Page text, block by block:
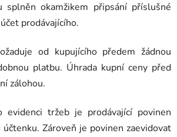
splněn okamžikem připsání příslušné
prodávajícího.
od kupujícího předem žádnou
platbu. Úhrada kupní ceny před
zálohou.
evidenci tržeb je prodávající povinen
Zároveň je povinen zaevidovat